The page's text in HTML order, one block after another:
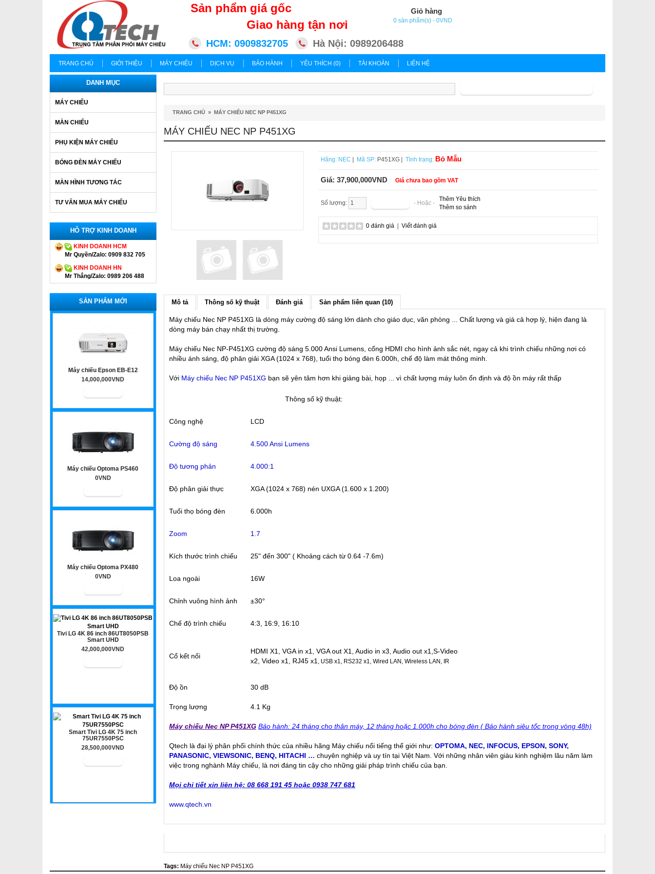
Sản phẩm giá gốc
Giao hàng tận nơi
Giỏ hàng
0 sản phẩm(s) - 0VND
HCM: 0909832705 Hà Nội: 0989206488
TRANG CHỦ GIỚI THIỆU MÁY CHIẾU DỊCH VỤ BẢO HÀNH YÊU THÍCH (0) TÀI KHOẢN LIÊN HỆ
DANH MỤC
MÁY CHIẾU
MÀN CHIẾU
PHỤ KIỆN MÁY CHIẾU
BÓNG ĐÈN MÁY CHIẾU
MÀN HÌNH TƯƠNG TÁC
TƯ VẤN MUA MÁY CHIẾU
HỖ TRỢ KINH DOANH
KINH DOANH HCM
Mr Quyền/Zalo: 0909 832 705
KINH DOANH HN
Mr Thắng/Zalo: 0989 206 488
SẢN PHẨM MỚI
Máy chiếu Epson EB-E12
14,000,000VND
Máy chiếu Optoma PS460
0VND
Máy chiếu Optoma PX480
0VND
Tivi LG 4K 86 inch 86UT8050PSB
Smart UHD
42,000,000VND
Smart Tivi LG 4K 75 inch
75UR7550PSC
28,500,000VND
TRANG CHỦ » MÁY CHIẾU NEC NP P451XG
MÁY CHIẾU NEC NP P451XG
Hãng: NEC Mã SP:P451XG | Tình trạng: Bỏ Mẫu
Giá: 37,900,000VND Giá chưa bao gồm VAT
Số lượng: - Hoặc -
Thêm Yêu thích
Thêm so sánh
0 đánh giá| Viết đánh giá
Mô tả Thông số kỹ thuật Đánh giá Sản phẩm liên quan (10)
Máy chiếu Nec NP P451XG là dòng máy cường độ sáng lớn dành cho giáo dục, văn phòng ... Chất lượng và giá cả hợp lý, hiện đang là
dòng máy bán chạy nhất thị trường.
Máy chiếu Nec NP-P451XG cường độ sáng 5.000 Ansi Lumens, cổng HDMI cho hình ảnh sắc nét, ngay cả khi trình chiếu những nơi có
nhiều ánh sáng, độ phân giải XGA (1024 x 768), tuổi thọ bóng đèn 6.000h, chế độ làm mát thông minh.
Với Máy chiếu Nec NP P451XG bạn sẽ yên tâm hơn khi giảng bài, họp ... vì chất lượng máy luôn ổn định và độ ồn máy rất thấp
Thông số kỹ thuật:
Công nghệ LCD
Cường độ sáng 4.500 Ansi Lumens
Độ tương phản 4.000:1
Độ phân giải thực XGA (1024 x 768) nén UXGA (1.600 x 1.200)
Tuổi thọ bóng đèn 6.000h
Zoom 1.7
Kích thước trình chiếu 25" đến 300" ( Khoảng cách từ 0.64 -7.6m)
Loa ngoài 16W
Chỉnh vuông hình ảnh ±30°
Chế độ trình chiếu 4:3, 16:9, 16:10
Cổ kết nối
HDMI X1, VGA in x1, VGA out X1, Audio in x3, Audio out x1,S-Video
x2, Video x1, RJ45 x1 , USB x1, RS232 x1, Wired LAN, Wireless LAN, IR
Độ ồn 30 dB
Trọng lượng 4.1 Kg
Máy chiếu Nec NP P451XG Bảo hành: 24 tháng cho thân máy, 12 tháng hoặc 1.000h cho bóng đèn ( Bảo hành siêu tốc trong vòng 48h)
Qtech là đại lý phân phối chính thức của nhiều hãng Máy chiếu nổi tiếng thế giới như: OPTOMA, NEC, INFOCUS, EPSON, SONY,
PANASONIC, VIEWSONIC, BENQ, HITACHI … chuyên nghiệp và uy tín tại Việt Nam. Với những nhân viên giàu kinh nghiệm lâu năm làm
việc trong nghành Máy chiếu, là nơi đáng tin cậy cho những giải pháp trình chiếu của bạn.
Mọi chi tiết xin liên hệ: 08 668 191 45 hoặc 0938 747 681
www.qtech.vn
Tags: Máy chiếu Nec NP P451XG